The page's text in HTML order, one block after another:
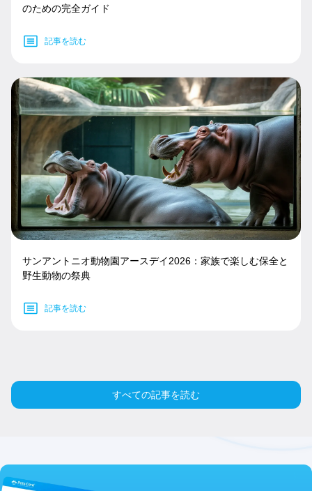
のための完全ガイド
記事を読む
サンアントニオ動物園アースデイ2026：家族で楽しむ保全と
野生動物の祭典
記事を読む
すべての記事を読む